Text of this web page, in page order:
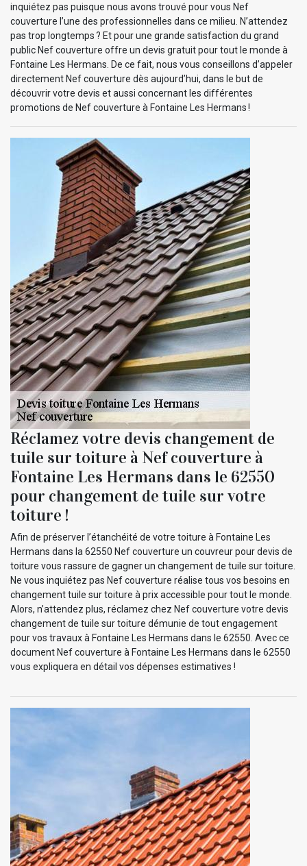
inquiétez pas puisque nous avons trouvé pour vous Nef
couverture l’une des professionnelles dans ce milieu. N’attendez
pas trop longtemps ? Et pour une grande satisfaction du grand
public Nef couverture offre un devis gratuit pour tout le monde à
Fontaine Les Hermans. De ce fait, nous vous conseillons d’appeler
directement Nef couverture dès aujourd’hui, dans le but de
découvrir votre devis et aussi concernant les différentes
promotions de Nef couverture à Fontaine Les Hermans !
Réclamez votre devis changement de
tuile sur toiture à Nef couverture à
Fontaine Les Hermans dans le 62550
pour changement de tuile sur votre
toiture !
Afin de préserver l’étanchéité de votre toiture à Fontaine Les
Hermans dans la 62550 Nef couverture un couvreur pour devis de
toiture vous rassure de gagner un changement de tuile sur toiture.
Ne vous inquiétez pas Nef couverture réalise tous vos besoins en
changement tuile sur toiture à prix accessible pour tout le monde.
Alors, n’attendez plus, réclamez chez Nef couverture votre devis
changement de tuile sur toiture démunie de tout engagement
pour vos travaux à Fontaine Les Hermans dans le 62550. Avec ce
document Nef couverture à Fontaine Les Hermans dans le 62550
vous expliquera en détail vos dépenses estimatives !